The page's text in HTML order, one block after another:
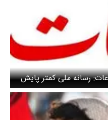
رسانه ملی کمتر پایش
مردم را در روز